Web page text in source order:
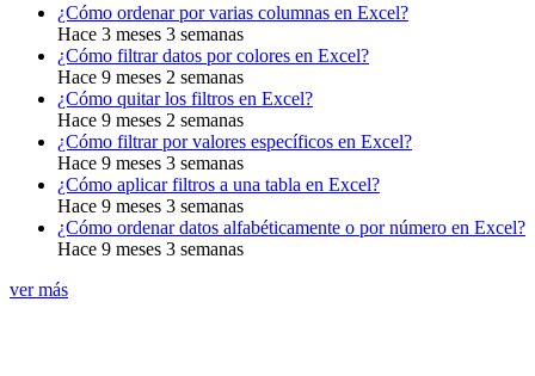
¿Cómo ordenar por varias columnas en Excel?
Hace 3 meses 3 semanas
¿Cómo filtrar datos por colores en Excel?
Hace 9 meses 2 semanas
¿Cómo quitar los filtros en Excel?
Hace 9 meses 2 semanas
¿Cómo filtrar por valores específicos en Excel?
Hace 9 meses 3 semanas
¿Cómo aplicar filtros a una tabla en Excel?
Hace 9 meses 3 semanas
¿Cómo ordenar datos alfabéticamente o por número en Excel?
Hace 9 meses 3 semanas
ver más